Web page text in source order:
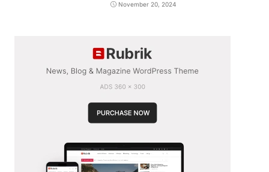
November 20, 2024